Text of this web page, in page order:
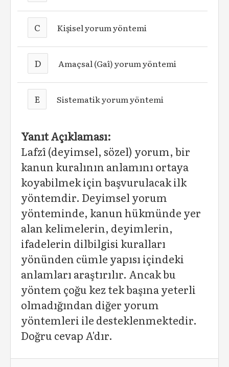
C Kişisel yorum yöntemi
D Amaçsal (Gaî) yorum yöntemi
E Sistematik yorum yöntemi
Yanıt Açıklaması:
Lafzî (deyimsel, sözel) yorum, bir
kanun kuralının anlamını ortaya
koyabilmek için başvurulacak ilk
yöntemdir. Deyimsel yorum
yönteminde, kanun hükmünde yer
alan kelimelerin, deyimlerin,
ifadelerin dilbilgisi kuralları
yönünden cümle yapısı içindeki
anlamları araştırılır. Ancak bu
yöntem çoğu kez tek başına yeterli
olmadığından diğer yorum
yöntemleri ile desteklenmektedir.
Doğru cevap A'dır.